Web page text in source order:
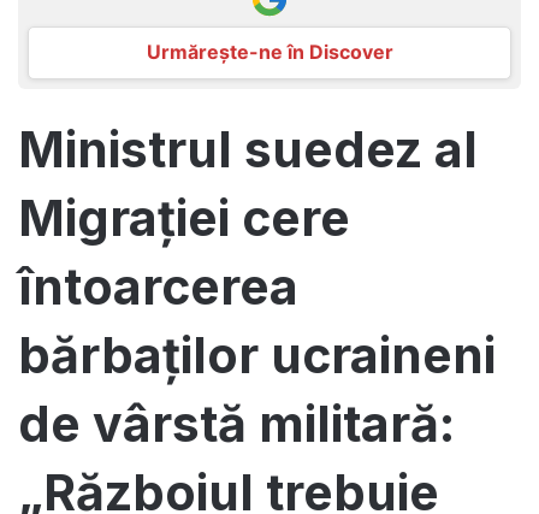
Urmărește-ne în Discover
Ministrul suedez al
Migrației cere
întoarcerea
bărbaților ucraineni
de vârstă militară:
„Războiul trebuie